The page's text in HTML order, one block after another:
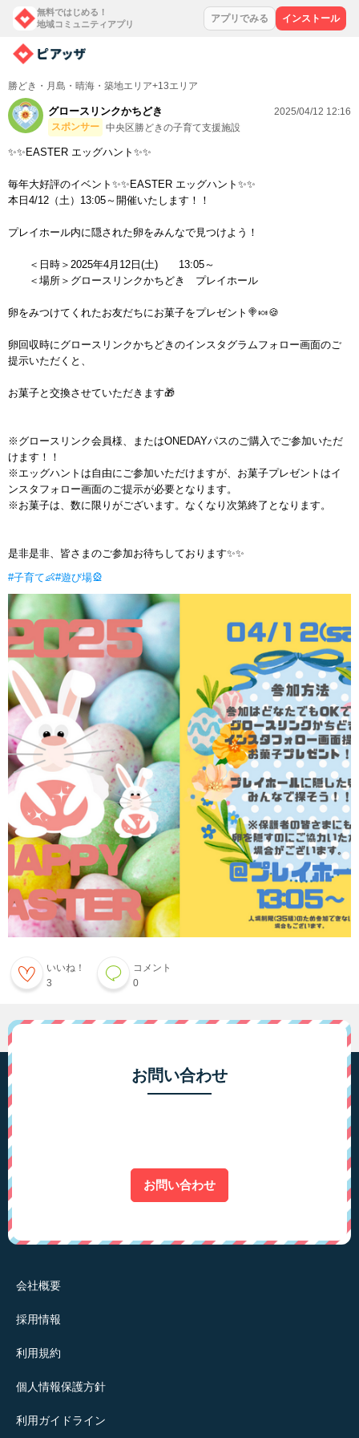
無料ではじめる！
地域コミュニティアプリ
アプリでみる インストール
勝どき・月島・晴海・築地エリア+13エリア
グロースリンクかちどき
スポンサー 中央区勝どきの子育て支援施設
2025/04/12 12:16
✨✨EASTER エッグハント✨✨
毎年大好評のイベント✨✨EASTER エッグハント✨✨
本日4/12（土）13:05～開催いたします！！
プレイホール内に隠された卵をみんなで見つけよう！
＜日時＞2025年4月12日(土) 13:05～
＜場所＞グロースリンクかちどき プレイホール
卵をみつけてくれたお友だちにお菓子をプレゼント🍭🍬🍪
卵回収時にグロースリンクかちどきのインスタグラムフォロー画面のご
提示いただくと、
お菓子と交換させていただきます🎁
※グロースリンク会員様、またはONEDAYパスのご購入でご参加いただ
けます！！
※エッグハントは自由にご参加いただけますが、お菓子プレゼントはイ
ンスタフォロー画面のご提示が必要となります。
※お菓子は、数に限りがございます。なくなり次第終了となります。
是非是非、皆さまのご参加お待ちしております✨✨
#子育て👶#遊び場🎡
いいね！
3
コメント
0
お問い合わせ
お問い合わせ
会社概要
採用情報
利用規約
個人情報保護方針
利用ガイドライン